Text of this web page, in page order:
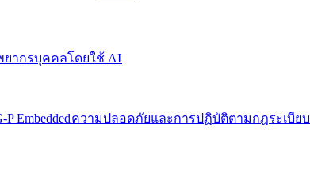
ากรบุคคลโดยใช้ AI​​
P Embedded​​ความปลอดภัยและการปฏิบัติตามกฎระเบียบ​​